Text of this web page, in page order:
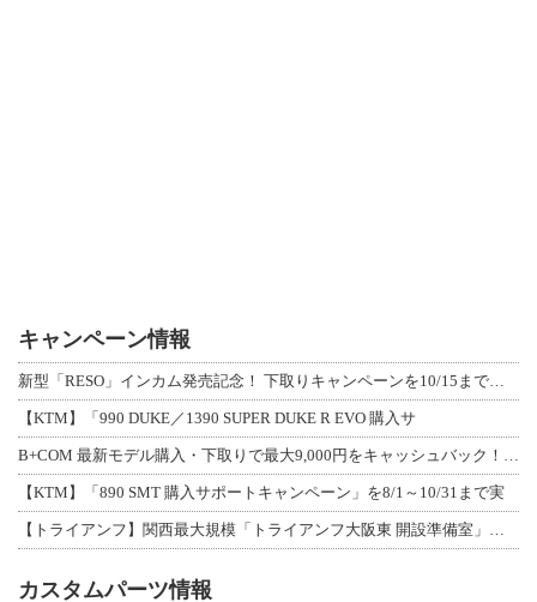
キャンペーン情報
【KTM】「990 DUKE／1390 SUPER DUKE R EVO 購入サ
【KTM】「890 SMT 購入サポートキャンペーン」を8/1～10/31まで実
カスタムパーツ情報